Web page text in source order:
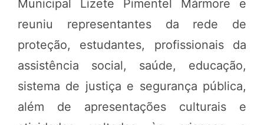
Municipal Lizete Pimentel Mármore e
reuniu representantes da rede de
proteção, estudantes, profissionais da
assistência social, saúde, educação,
sistema de justiça e segurança pública,
além de apresentações culturais e